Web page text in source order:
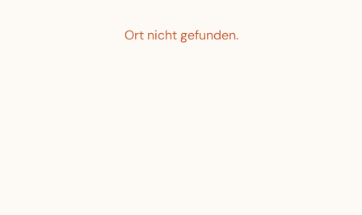
Ort nicht gefunden.